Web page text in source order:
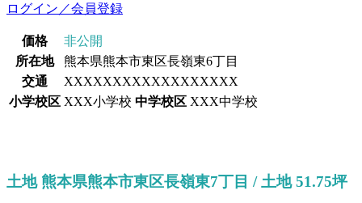
ログイン／会員登録
価格
非公開
所在地
熊本県熊本市東区長嶺東6丁目
交通
XXXXXXXXXXXXXXXXXX
小学校区 XXX小学校 中学校区 XXX中学校
土地 熊本県熊本市東区長嶺東7丁目 / 土地 51.75坪